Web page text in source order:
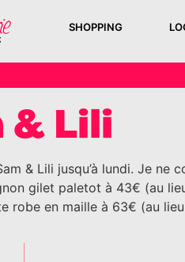
SHOPPING
& Lili
& Lili jusqu’à lundi. Je ne
gilet paletot à 43€ (au
robe en maille à 63€ (au